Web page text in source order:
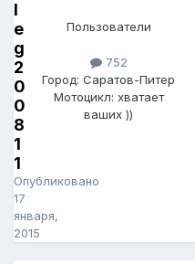
l
e
g
2
0
0
8
1
1
Опубликовано
17
января,
2015
Пользователи
752
Город: Саратов-Питер
Мотоцикл: хватает
ваших ))